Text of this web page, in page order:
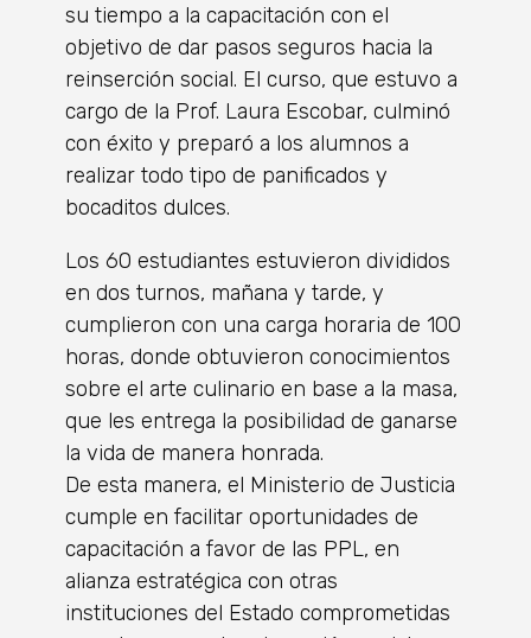
su tiempo a la capacitación con el
objetivo de dar pasos seguros hacia la
reinserción social. El curso, que estuvo a
cargo de la Prof. Laura Escobar, culminó
con éxito y preparó a los alumnos a
realizar todo tipo de panificados y
bocaditos dulces.
Los 60 estudiantes estuvieron divididos
en dos turnos, mañana y tarde, y
cumplieron con una carga horaria de 100
horas, donde obtuvieron conocimientos
sobre el arte culinario en base a la masa,
que les entrega la posibilidad de ganarse
la vida de manera honrada.
De esta manera, el Ministerio de Justicia
cumple en facilitar oportunidades de
capacitación a favor de las PPL, en
alianza estratégica con otras
instituciones del Estado comprometidas